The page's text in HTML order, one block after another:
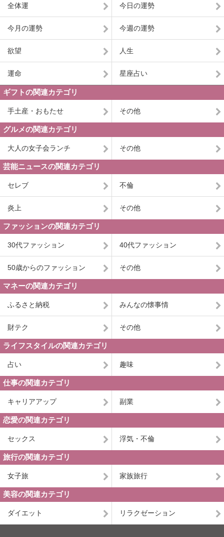
全体運 今日の運勢
今月の運勢 今週の運勢
欲望 人生
運命 星座占い
ギフトの関連カテゴリ
手土産・おもたせ その他
グルメの関連カテゴリ
大人の女子会ランチ その他
芸能ニュースの関連カテゴリ
セレブ 不倫
炎上 その他
ファッションの関連カテゴリ
30代ファッション 40代ファッション
50歳からのファッション その他
マネーの関連カテゴリ
ふるさと納税 みんなの懐事情
財テク その他
ライフスタイルの関連カテゴリ
占い 趣味
仕事の関連カテゴリ
キャリアアップ 副業
恋愛の関連カテゴリ
セックス 浮気・不倫
旅行の関連カテゴリ
女子旅 家族旅行
美容の関連カテゴリ
ダイエット リラクゼーション